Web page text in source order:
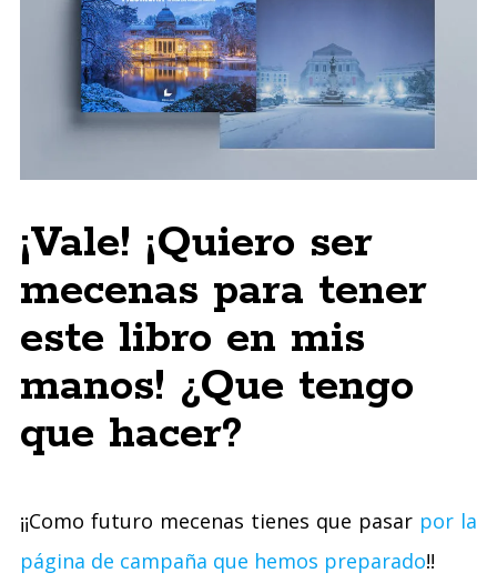
¡Vale! ¡Quiero ser
mecenas para tener
este libro en mis
manos! ¿Que tengo
que hacer?
¡¡Como futuro mecenas tienes que pasar por la
página de campaña que hemos preparado!!